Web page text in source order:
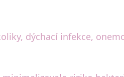
dýchací infekce,